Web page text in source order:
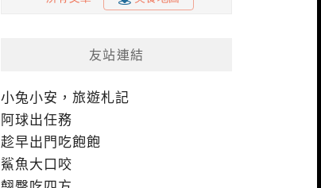
友站連結
小兔小安，旅遊札記
阿球出任務
趁早出門吃飽飽
鯊魚大口咬